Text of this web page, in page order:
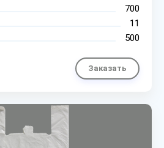
700
11
500
Заказать